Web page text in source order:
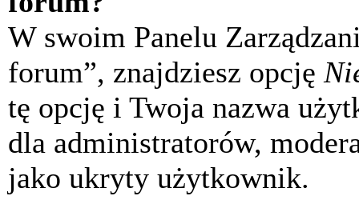
W swoim Panelu
forum”, znajdziesz opcję
tę opcję i Twoja nazwa
dla administratorów,
jako ukryty użytkownik.